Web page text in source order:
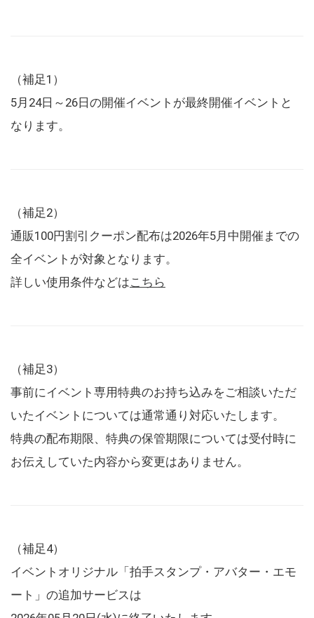
（補足1）
5月24日～26日の開催イベントが最終開催イベントと
なります。
（補足2）
通販100円割引クーポン配布は2026年5月中開催までの
全イベントが対象となります。
詳しい使用条件などはこちら
（補足3）
事前にイベント専用特典のお持ち込みをご相談いただ
いたイベントについては通常通り対応いたします。
特典の配布期限、特典の保管期限については受付時に
お伝えしていた内容から変更はありません。
（補足4）
イベントオリジナル「拍手スタンプ・アバター・エモ
ート」の追加サービスは